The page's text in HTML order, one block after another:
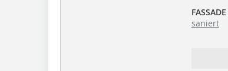
FASSADE
saniert